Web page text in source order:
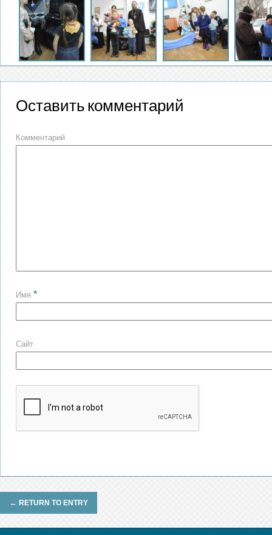
Оставить комментарий
Комментарий
Имя *
Сайт
← RETURN TO ENTRY